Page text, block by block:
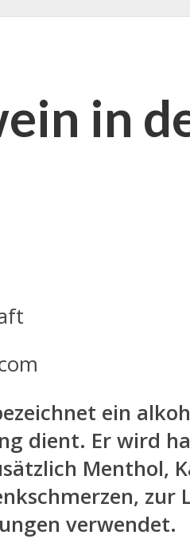
in
ein
dient. Er wird
Menthol,
verwendet.